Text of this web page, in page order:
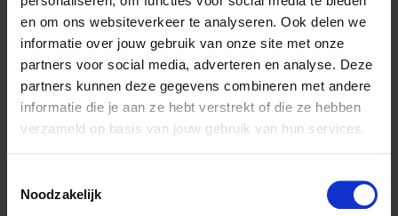
en om ons websiteverkeer te analyseren. Ook delen we
informatie over jouw gebruik van onze site met onze
partners voor social media, adverteren en analyse. Deze
partners kunnen deze gegevens combineren met andere
informatie die je aan ze hebt verstrekt of die ze hebben
verzameld op basis van jouw gebruik van hun services.
Noodzakelijk
inloggen op al onze websites
Je kan veilig en snel bestellen via al
onze websites
Je krijgt een duidelijk overzicht van al je
Je kan je eenvoudig in-of uitschrijven
voor onze nieuwsbrieven